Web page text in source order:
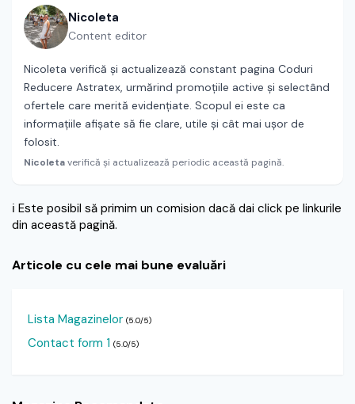
Nicoleta
Content editor
Nicoleta verifică și actualizează constant pagina Coduri
Reducere Astratex, urmărind promoțiile active și selectând
ofertele care merită evidențiate. Scopul ei este ca
informațiile afișate să fie clare, utile și cât mai ușor de
folosit.
Nicoletaverifică și actualizează periodic această pagină.
ℹ️ Este posibil să primim un comision dacă dai click pe linkurile
din această pagină.
Articole cu cele mai bune evaluări
Lista Magazinelor (5.0/5)
Contact form 1 (5.0/5)